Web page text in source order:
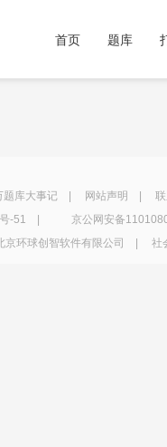
首页 题库
题库大事记| 网站声明
-51
京公网安备
京环球创智软件有限公司 | 社